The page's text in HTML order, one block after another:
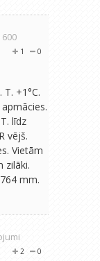
600
0
1
+1°C.
līdz
vējš.
Vietām
zilāki.
mm.
0
2